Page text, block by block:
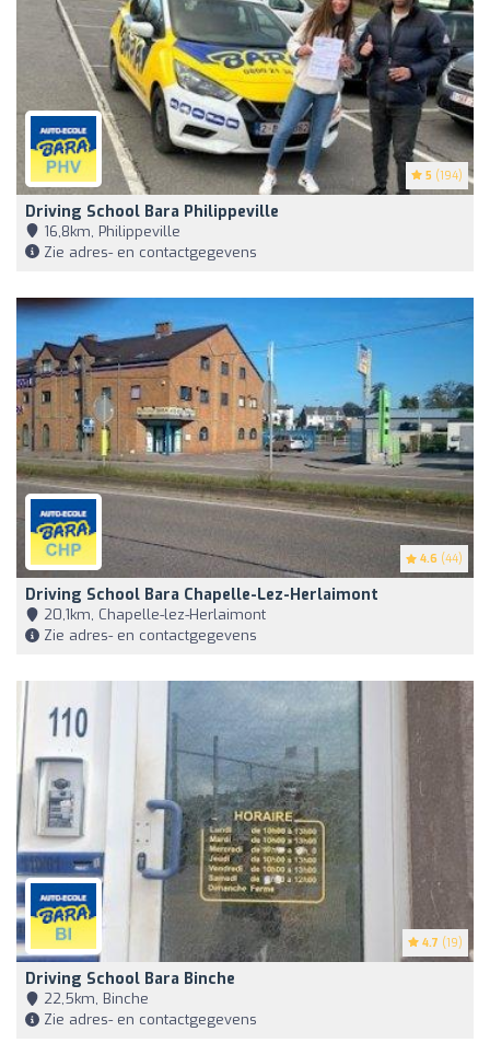
5 (194)
Driving School Bara Philippeville
16,8km, Philippeville
Zie adres- en contactgegevens
4.6 (44)
Driving School Bara Chapelle-Lez-Herlaimont
20,1km, Chapelle-lez-Herlaimont
Zie adres- en contactgegevens
4.7 (19)
Driving School Bara Binche
22,5km, Binche
Zie adres- en contactgegevens